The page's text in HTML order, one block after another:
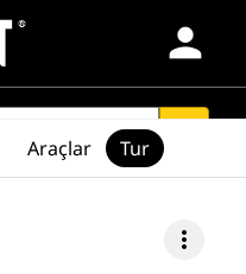
person
more_vert
Araçlar Tur